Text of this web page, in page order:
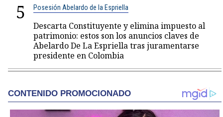
5 Posesión Abelardo de la Espriella
Descarta Constituyente y elimina impuesto al
patrimonio: estos son los anuncios claves de
Abelardo De La Espriella tras juramentarse
presidente en Colombia